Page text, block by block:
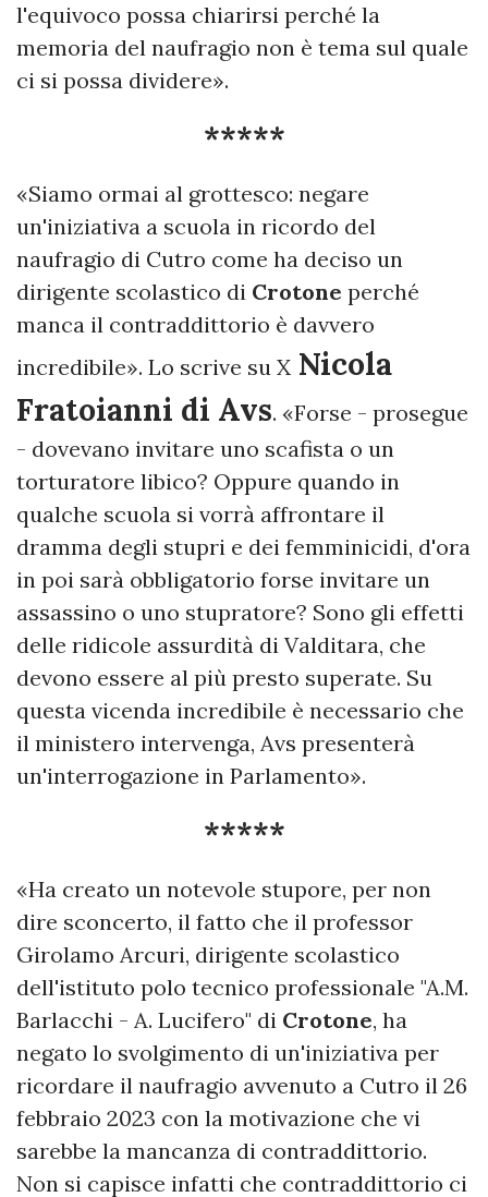
l'equivoco possa chiarirsi perché la
memoria del naufragio non è tema sul quale
ci si possa dividere».
*****
«Siamo ormai al grottesco: negare
un'iniziativa a scuola in ricordo del
naufragio di Cutro come ha deciso un
dirigente scolastico di Crotone perché
manca il contraddittorio è davvero
incredibile». Lo scrive su X Nicola
Fratoianni di Avs. «Forse - prosegue
- dovevano invitare uno scafista o un
torturatore libico? Oppure quando in
qualche scuola si vorrà affrontare il
dramma degli stupri e dei femminicidi, d'ora
in poi sarà obbligatorio forse invitare un
assassino o uno stupratore? Sono gli effetti
delle ridicole assurdità di Valditara, che
devono essere al più presto superate. Su
questa vicenda incredibile è necessario che
il ministero intervenga, Avs presenterà
un'interrogazione in Parlamento».
*****
«Ha creato un notevole stupore, per non
dire sconcerto, il fatto che il professor
Girolamo Arcuri, dirigente scolastico
dell'istituto polo tecnico professionale "A.M.
Barlacchi - A. Lucifero" di Crotone, ha
negato lo svolgimento di un'iniziativa per
ricordare il naufragio avvenuto a Cutro il 26
febbraio 2023 con la motivazione che vi
sarebbe la mancanza di contraddittorio.
Non si capisce infatti che contraddittorio ci